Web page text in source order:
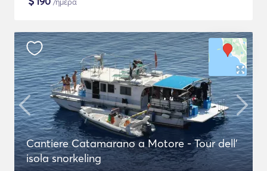
Cantiere Catamarano a Motore - Tour dell'
isola snorkeling